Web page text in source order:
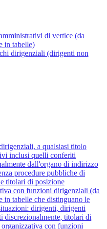
di vertice (da
in tabelle)
dirigenziali (dirigenti non
a qualsiasi titolo
inclusi quelli conferiti
dall'organo di indirizzo
procedure pubbliche di
titolari di posizione
con funzioni dirigenziali (da
in tabelle che distinguano le
dirigenti, dirigenti
discrezionalmente, titolari di
con funzioni